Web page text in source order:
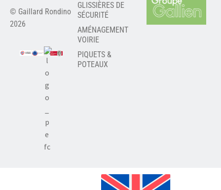
© Gaillard Rondino
2026
GLISSIÈRES DE
SÉCURITÉ
AMÉNAGEMENT
VOIRIE
PIQUETS &
POTEAUX